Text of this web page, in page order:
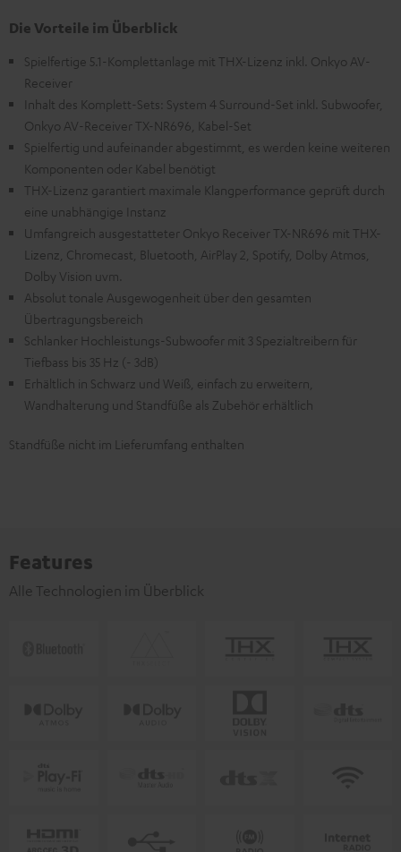
Die Vorteile im Überblick
Spielfertige 5.1-Komplettanlage mit THX-Lizenz inkl. Onkyo AV-
Receiver
Inhalt des Komplett-Sets: System 4 Surround-Set inkl. Subwoofer,
Onkyo AV-Receiver TX-NR696, Kabel-Set
Spielfertig und aufeinander abgestimmt, es werden keine weiteren
Komponenten oder Kabel benötigt
THX-Lizenz garantiert maximale Klangperformance geprüft durch
eine unabhängige Instanz
Umfangreich ausgestatteter Onkyo Receiver TX-NR696 mit THX-
Lizenz, Chromecast, Bluetooth, AirPlay 2, Spotify, Dolby Atmos,
Dolby Vision uvm.
Absolut tonale Ausgewogenheit über den gesamten
Übertragungsbereich
Schlanker Hochleistungs-Subwoofer mit 3 Spezialtreibern für
Tiefbass bis 35 Hz (- 3dB)
Erhältlich in Schwarz und Weiß, einfach zu erweitern,
Wandhalterung und Standfüße als Zubehör erhältlich
Standfüße nicht im Lieferumfang enthalten
Features
Alle Technologien im Überblick